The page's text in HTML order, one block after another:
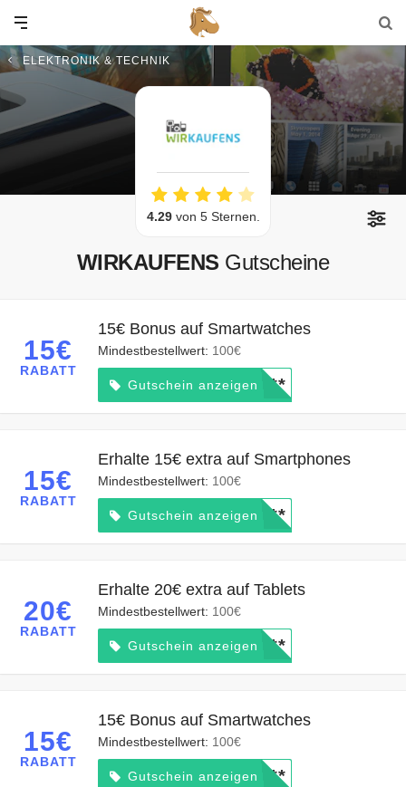
ELEKTRONIK & TECHNIK
4.29von 5 Sternen.
WIRKAUFENS Gutscheine
15€
RABATT
15€ Bonus auf Smartwatches
Mindestbestellwert: 100€
Gutschein anzeigen*****
15€
RABATT
Erhalte 15€ extra auf Smartphones
Mindestbestellwert: 100€
Gutschein anzeigen*****
20€
RABATT
Erhalte 20€ extra auf Tablets
Mindestbestellwert: 100€
Gutschein anzeigen*****
15€
RABATT
15€ Bonus auf Smartwatches
Mindestbestellwert: 100€
Gutschein anzeigen*****